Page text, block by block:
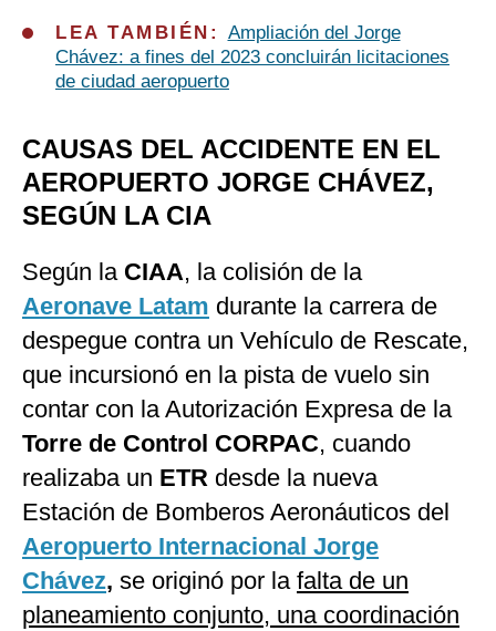
LEA TAMBIÉN: Ampliación del Jorge
Chávez: a fines del 2023 concluirán licitaciones
de ciudad aeropuerto
CAUSAS DEL ACCIDENTE EN EL
AEROPUERTO JORGE CHÁVEZ,
SEGÚN LA CIA
Según la CIAA, la colisión de la
Aeronave Latam durante la carrera de
despegue contra un Vehículo de Rescate,
que incursionó en la pista de vuelo sin
contar con la Autorización Expresa de la
Torre de Control CORPAC, cuando
realizaba un ETR desde la nueva
Estación de Bomberos Aeronáuticos del
Aeropuerto Internacional Jorge
Chávez, se originó por la falta de un
planeamiento conjunto, una coordinación